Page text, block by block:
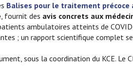
Balises pour le traitement
, fournit des avis concrets aux
ambulatoires atteints de
; un rapport scientifique complet
sous la coordination du KCE. Le